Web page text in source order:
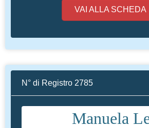
N° di Registro 2785
Manuela
VAI ALLA SCHEDA